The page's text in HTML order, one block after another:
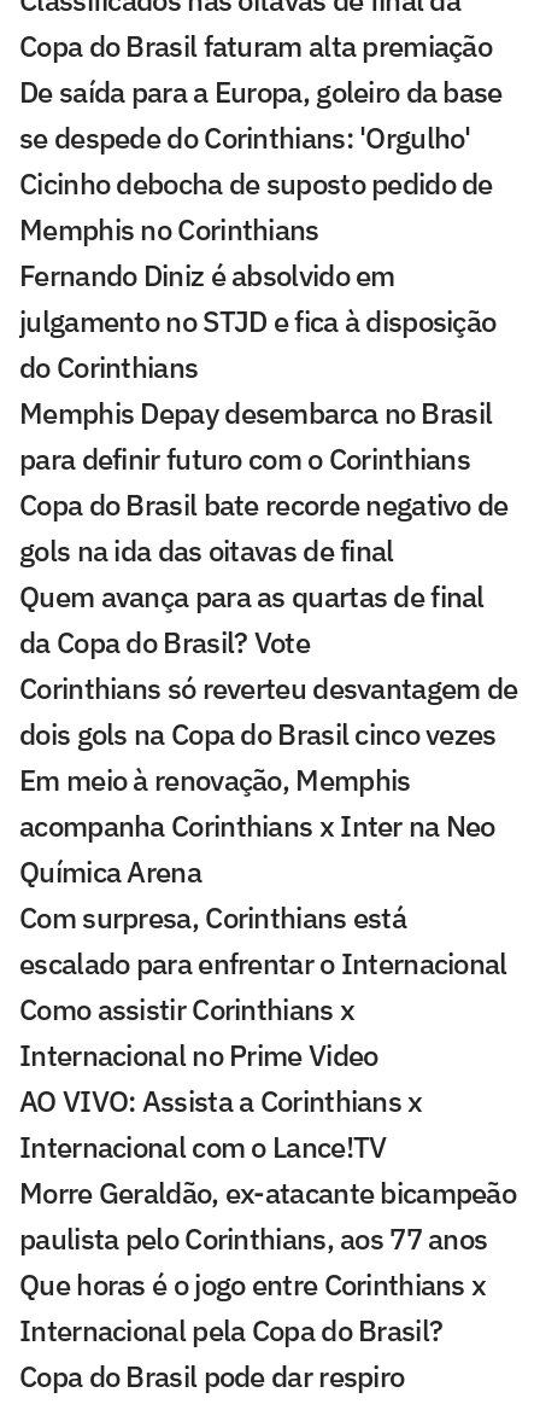
Copa do Brasil faturam alta premiação
De saída para a Europa, goleiro da base
se despede do Corinthians: 'Orgulho'
Cicinho debocha de suposto pedido de
Memphis no Corinthians
Fernando Diniz é absolvido em
julgamento no STJD e fica à disposição
do Corinthians
Memphis Depay desembarca no Brasil
para definir futuro com o Corinthians
Copa do Brasil bate recorde negativo de
gols na ida das oitavas de final
Quem avança para as quartas de final
da Copa do Brasil? Vote
Corinthians só reverteu desvantagem de
dois gols na Copa do Brasil cinco vezes
Em meio à renovação, Memphis
acompanha Corinthians x Inter na Neo
Química Arena
Com surpresa, Corinthians está
escalado para enfrentar o Internacional
Como assistir Corinthians x
Internacional no Prime Video
AO VIVO: Assista a Corinthians x
Internacional com o Lance!TV
Morre Geraldão, ex-atacante bicampeão
paulista pelo Corinthians, aos 77 anos
Que horas é o jogo entre Corinthians x
Internacional pela Copa do Brasil?
Copa do Brasil pode dar respiro